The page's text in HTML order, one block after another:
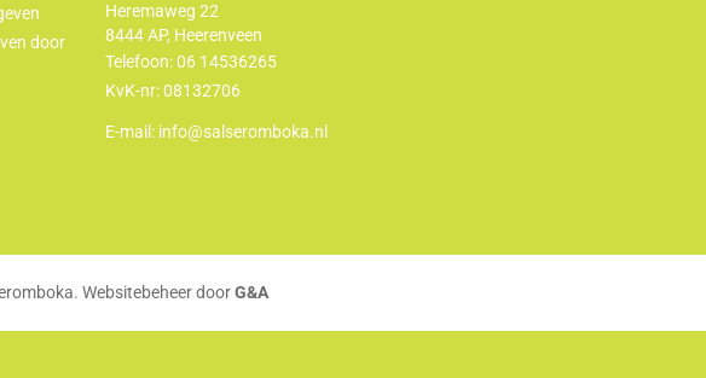
door
Heremaweg 22
8444 AP, Heerenveen
Telefoon:06 14536265
KvK-nr: 08132706
E-mail: info@salseromboka.nl
Websitebeheer doorG&A